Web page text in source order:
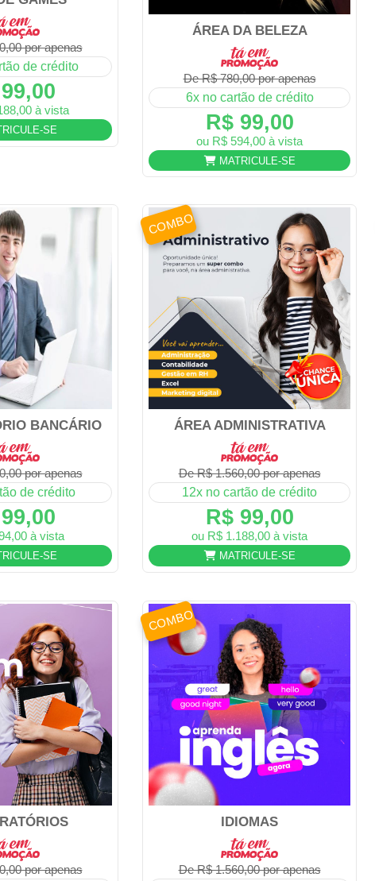
por apenas
de crédito
à vista
SE
ÁREA DA BELEZA
De R$ 780,00 por apenas
6x no cartão de crédito
R$ 99,00
ou R$ 594,00 à vista
MATRICULE-SE
BANCÁRIO
por apenas
de crédito
à vista
SE
COMBO
ÁREA ADMINISTRATIVA
De R$ 1.560,00 por apenas
12x no cartão de crédito
R$ 99,00
ou R$ 1.188,00 à vista
MATRICULE-SE
por apenas
COMBO
IDIOMAS
De R$ 1.560,00 por apenas